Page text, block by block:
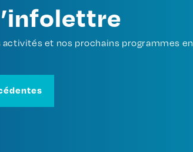
et nos prochains programmes en